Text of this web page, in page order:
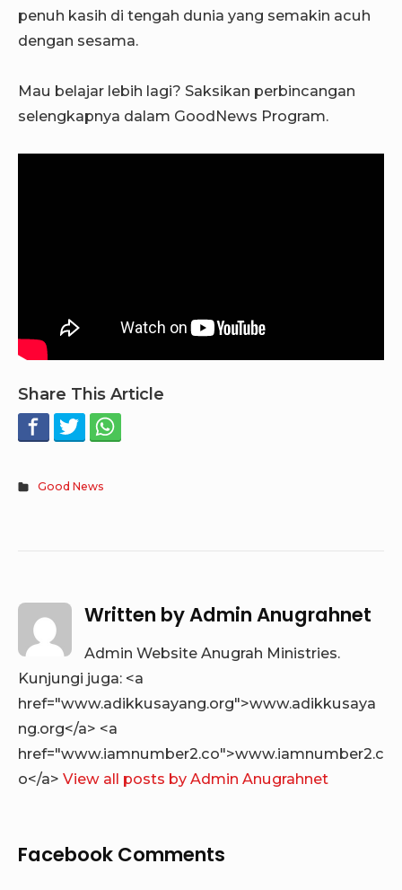
penuh kasih di tengah dunia yang semakin acuh
dengan sesama.
Mau belajar lebih lagi? Saksikan perbincangan
selengkapnya dalam GoodNews Program.
Share This Article
Good News
Written byAdmin Anugrahnet
Admin Website Anugrah Ministries.
Kunjungi juga: <a
href="www.adikkusayang.org">www.adikkusaya
ng.org</a> <a
href="www.iamnumber2.co">www.iamnumber2.c
o</a> View all posts by Admin Anugrahnet
Facebook Comments